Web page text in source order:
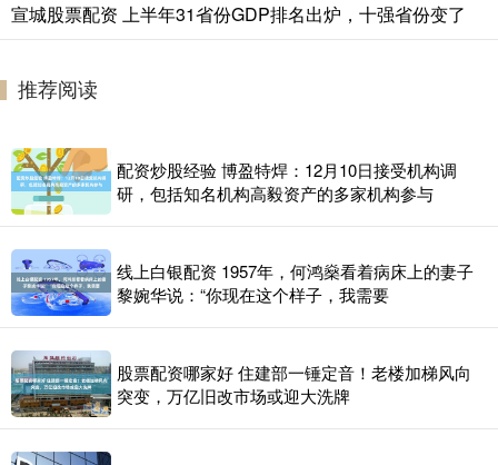
宣城股票配资 上半年31省份GDP排名出炉，十强省份变了
推荐阅读
配资炒股经验 博盈特焊：12月10日接受机构调
研，包括知名机构高毅资产的多家机构参与
线上白银配资 1957年，何鸿燊看着病床上的妻子
黎婉华说：“你现在这个样子，我需要
股票配资哪家好 住建部一锤定音！老楼加梯风向
突变，万亿旧改市场或迎大洗牌